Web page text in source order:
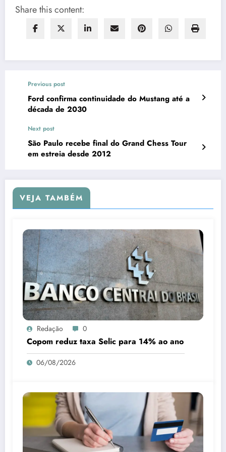
Share this content:
Previous post
Ford confirma continuidade do Mustang até a
década de 2030
Next post
São Paulo recebe final do Grand Chess Tour
em estreia desde 2012
VEJA TAMBÉM
Redação 0
Copom reduz taxa Selic para 14% ao ano
06/08/2026